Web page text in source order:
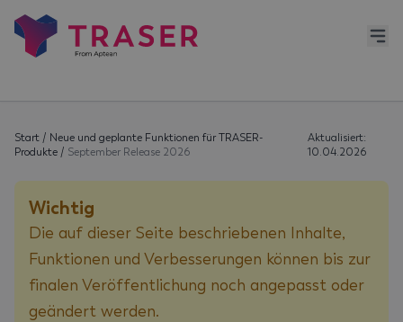
Start / Neue und geplante Funktionen für TRASER-
Produkte / September Release 2026
Aktualisiert:
10.04.2026
Wichtig
Die auf dieser Seite beschriebenen Inhalte,
Funktionen und Verbesserungen können bis zur
finalen Veröffentlichung noch angepasst oder
geändert werden.